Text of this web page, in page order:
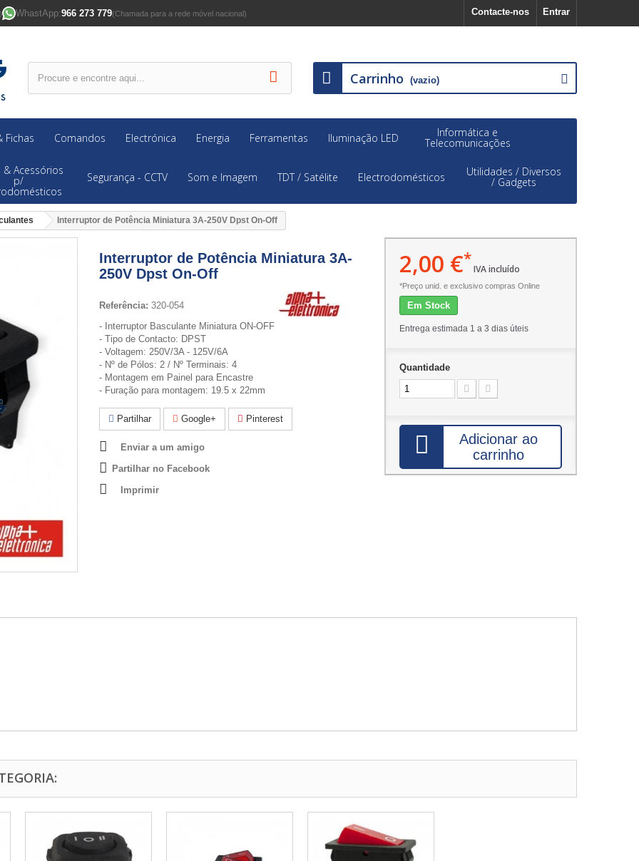
Entrar
Contacte-nos
WhastApp:966 273 779(Chamada para a rede móvel nacional)
Carrinho (vazio)
Fichas Comandos Electrónica Energia Ferramentas Iluminação LED Informática e
Telecomunicações
& Acessórios
p/ Segurança - CCTV Som e Imagem TDT / Satélite Electrodomésticos Utilidades / Diversos
/ Gadgets
Interruptor de Potência Miniatura 3A-250V Dpst On-Off
Interruptor de Potência Miniatura 3A-
250V Dpst On-Off
Referência: 320-054
- Interruptor Basculante Miniatura ON-OFF
- Tipo de Contacto: DPST
- Voltagem: 250V/3A - 125V/6A
- Nº de Pólos: 2 / Nº Terminais: 4
- Montagem em Painel para Encastre
- Furação para montagem: 19.5 x 22mm
Partilhar Google+ Pinterest
Enviar a um amigo
Partilhar no Facebook
Imprimir
2,00 €*
IVA incluído
*Preço unid. e exclusivo compras Online
Em Stock
Entrega estimada 1 a 3 dias úteis
Quantidade
Adicionar ao
carrinho